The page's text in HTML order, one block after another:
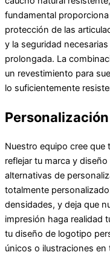
fundamental
protección de las
y la seguridad
prolongada. La
un revestimiento para
lo suficientemente
Nuestro equipo cree
reflejar tu marca y
alternativas de
totalmente
densidades, y deja que
impresión haga realidad
tu diseño de logotipo
únicos o ilustraciones